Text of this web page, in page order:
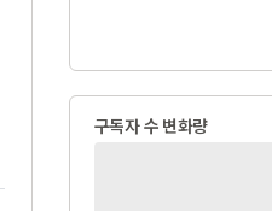
구독자 수 변화량